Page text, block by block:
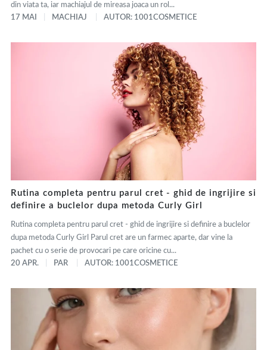
din viata ta, iar machiajul de mireasa joaca un rol...
17 MAI
MACHIAJ AUTOR: 1001COSMETICE
Rutina completa pentru parul cret - ghid de ingrijire si
definire a buclelor dupa metoda Curly Girl
Rutina completa pentru parul cret - ghid de ingrijire si definire a buclelor
dupa metoda Curly Girl Parul cret are un farmec aparte, dar vine la
pachet cu o serie de provocari pe care oricine cu...
20 APR.
PAR AUTOR: 1001COSMETICE